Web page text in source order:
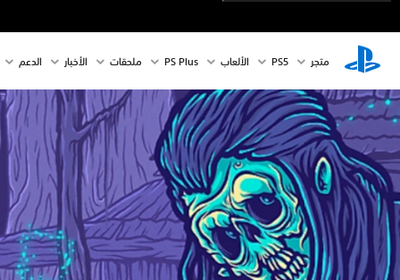
متجر PS5‏ الألعاب PS Plus ملحقات الأخبار الدعم